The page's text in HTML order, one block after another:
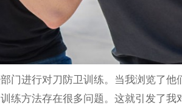
门进行对刀防卫训练。当我浏览了他
练方法存在很多问题。这就引发了我